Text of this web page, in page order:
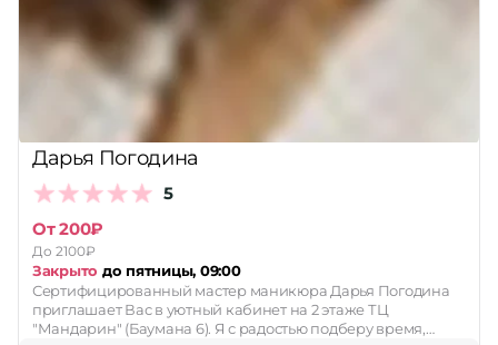
Дарья Погодина
5
От 200₽
До 2100₽
Закрыто до пятницы, 09:00
Сертифицированный мастер маникюра Дарья Погодина
приглашает Вас в уютный кабинет на 2 этаже ТЦ
"Мандарин" (Баумана 6). Я с радостью подберу время,…